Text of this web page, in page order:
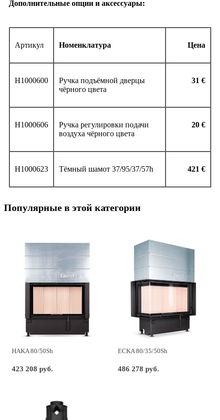
Дополнительные опции и аксессуары:
Артикул Номенклатура Цена
H1000600
Ручка подъёмной дверцы
чёрного цвета
31 €
H1000606
Ручка регулировки подачи
воздуха чёрного цвета
20 €
H1000623 Тёмный шамот 37/95/37/57h 421 €
Популярные в этой категории
HAKA 80/50Sh
423 208 руб.
ECKA 80/35/50Sh
486 278 руб.